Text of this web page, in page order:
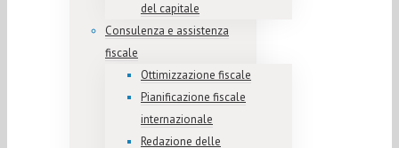
del capitale
Consulenza e assistenza
fiscale
Ottimizzazione fiscale
Pianificazione fiscale
internazionale
Redazione delle